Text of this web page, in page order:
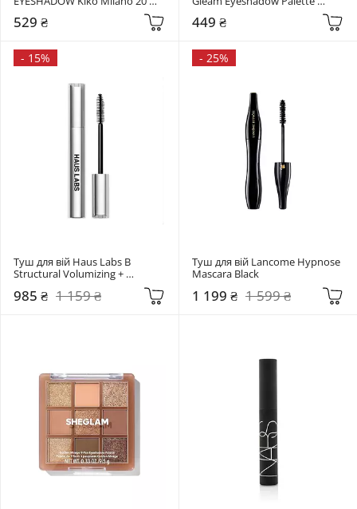
529 ₴ 449 ₴
- 15%
Туш для вій Haus Labs B
Structural Volumizing +
985 ₴ 1 159 ₴
- 25%
Туш для вій Lancome Hypnose
Mascara Black
1 199 ₴ 1 599 ₴